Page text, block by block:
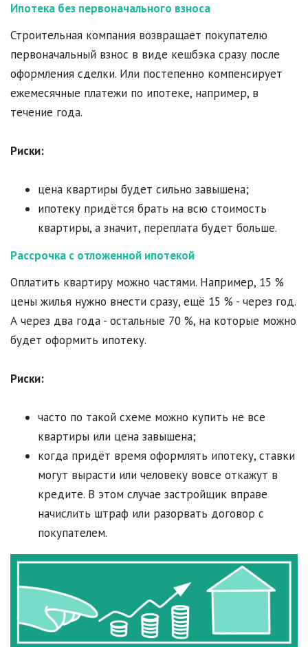
Ипотека без первоначального взноса
Строительная компания возвращает покупателю
первоначальный взнос в виде кешбэка сразу после
оформления сделки. Или постепенно компенсирует
ежемесячные платежи по ипотеке, например, в
течение года.
Риски:
цена квартиры будет сильно завышена;
ипотеку придётся брать на всю стоимость
квартиры, а значит, переплата будет больше.
Рассрочка с отложенной ипотекой
Оплатить квартиру можно частями. Например, 15 %
цены жилья нужно внести сразу, ещё 15 % - через год.
А через два года - остальные 70 %, на которые можно
будет оформить ипотеку.
Риски:
часто по такой схеме можно купить не все
квартиры или цена завышена;
когда придёт время оформлять ипотеку, ставки
могут вырасти или человеку вовсе откажут в
кредите. В этом случае застройщик вправе
начислить штраф или разорвать договор с
покупателем.